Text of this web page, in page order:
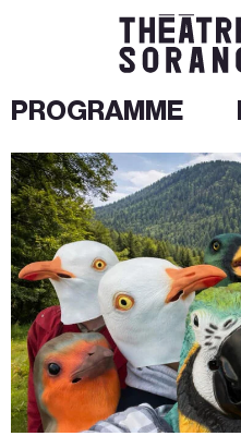
Aller
au
contenu
PROGRAMME